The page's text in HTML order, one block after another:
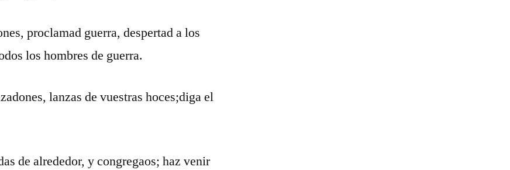
proclamad guerra, despertad a los
los hombres de guerra.
lanzas de vuestras hoces;diga el
de alrededor, y congregaos; haz venir